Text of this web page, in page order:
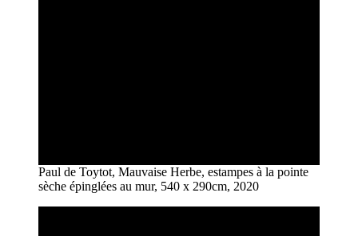
Paul de Toytot, Mauvaise Herbe, estampes à la pointe
sèche épinglées au mur, 540 x 290cm, 2020